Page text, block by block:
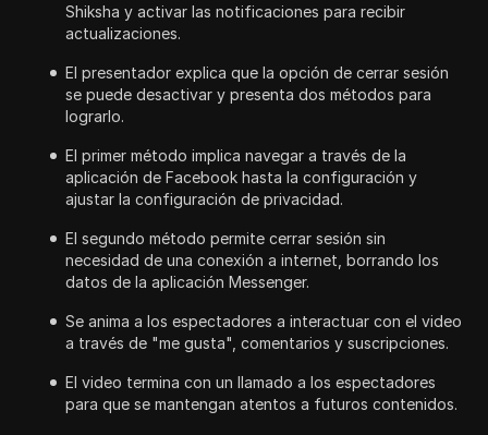
Shiksha y activar las notificaciones para recibir
actualizaciones.
El presentador explica que la opción de cerrar sesión
se puede desactivar y presenta dos métodos para
lograrlo.
El primer método implica navegar a través de la
aplicación de Facebook hasta la configuración y
ajustar la configuración de privacidad.
El segundo método permite cerrar sesión sin
necesidad de una conexión a internet, borrando los
datos de la aplicación Messenger.
Se anima a los espectadores a interactuar con el video
a través de "me gusta", comentarios y suscripciones.
El video termina con un llamado a los espectadores
para que se mantengan atentos a futuros contenidos.